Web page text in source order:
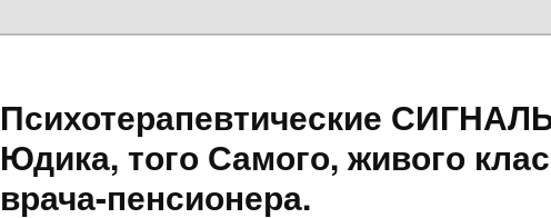
Психотерапевтические
Юдика, того Самого, живого
врача-пенсионера.